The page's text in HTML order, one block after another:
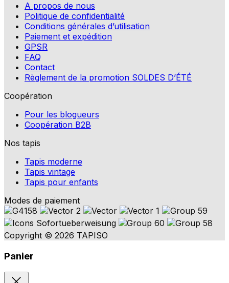
A propos de nous
Politique de confidentialité
Conditions générales d’utilisation
Paiement et expédition
GPSR
FAQ
Contact
Règlement de la promotion SOLDES D’ÉTÉ
Coopération
Pour les blogueurs
Coopération B2B
Nos tapis
Tapis moderne
Tapis vintage
Tapis pour enfants
Modes de paiement
Copyright © 2026 TAPISO
Panier